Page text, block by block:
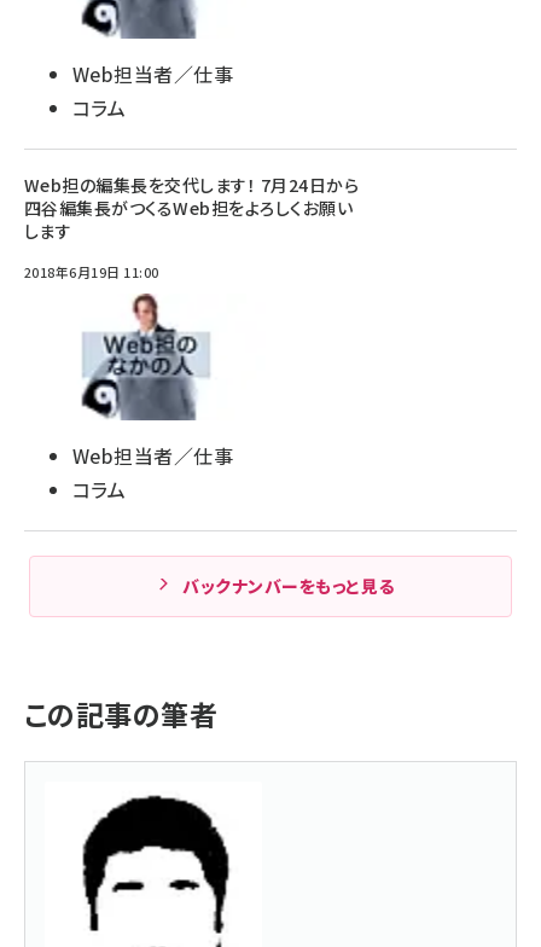
Web担当者／仕事
コラム
Web担の編集長を交代します！ 7月24日から
四谷編集長がつくるWeb担をよろしくお願い
します
2018年6月19日 11:00
Web担当者／仕事
コラム
バックナンバーをもっと見る
この記事の筆者